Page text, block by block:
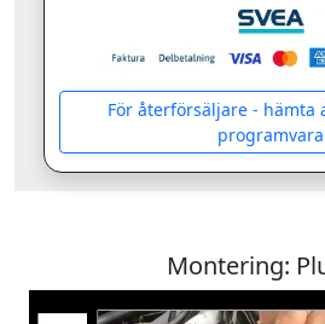
För återförsäljare - hämta
programvara
Montering: